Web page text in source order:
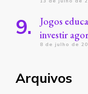
Jogos
investir
8 de julho de
Arquivos